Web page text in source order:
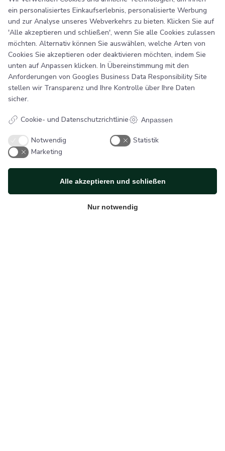
bestellen.
Kunden aus anderen europäischen Ländern können online
unter www.sb-flex.com bestellen.
Ware mit Aufdrucken/Sondermaßen
Bei Bestellungen von bedruckter Ware erfolgt der
Probeabzug per E-Mail oder per Post nach Vereinbarung.
Bei Druckaufträgen werden Qualitätsmuster zugesandt
und auf Wunsch auch Korrekturlesungen durchgeführt. Bei
Wunsch ein handgeschnittenes Muster im richtigen
ein personalisiertes Einkaufserlebnis, personalisierte Werbung
und zur Analyse unseres Webverkehrs zu bieten. Klicken Sie auf
'Alle akzeptieren und schließen', wenn Sie alle Cookies zulassen
möchten. Alternativ können Sie auswählen, welche Arten von
Cookies Sie akzeptieren oder deaktivieren möchten, indem Sie
unten auf Anpassen klicken. In Übereinstimmung mit den
Anforderungen von Googles Business Data Responsibility Site
stellen wir Transparenz und Ihre Kontrolle über Ihre Daten
sicher.
Cookie- und Datenschutzrichtlinie Anpassen
Notwendig
Statistik
Marketing
Nur notwendig
Alle akzeptieren und schließen